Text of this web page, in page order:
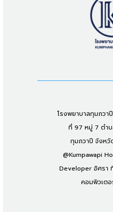
โรงพยาบาลกุมภวา
ที่ 97 หมู่ 7 ตำบ
กุมภวาปี จังหวั
@Kumpawapi
Developer อิศรา
คอมพิวเต